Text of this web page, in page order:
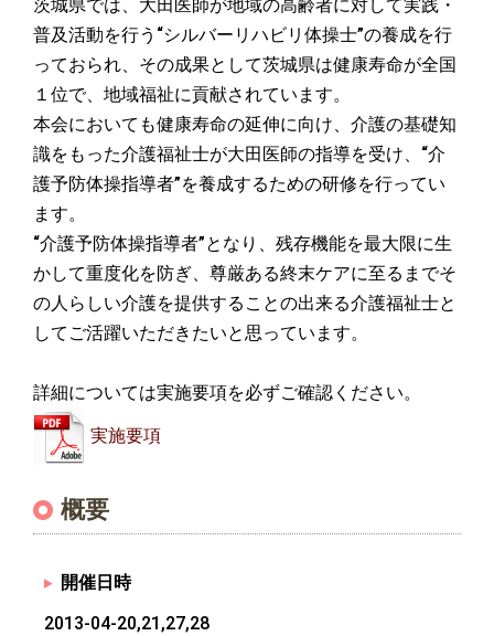
茨城県では、大田医師が地域の高齢者に対して実践・
普及活動を行う“シルバーリハビリ体操士”の養成を行
っておられ、その成果として茨城県は健康寿命が全国
１位で、地域福祉に貢献されています。
本会においても健康寿命の延伸に向け、介護の基礎知
識をもった介護福祉士が大田医師の指導を受け、“介
護予防体操指導者”を養成するための研修を行ってい
ます。
“介護予防体操指導者”となり、残存機能を最大限に生
かして重度化を防ぎ、尊厳ある終末ケアに至るまでそ
の人らしい介護を提供することの出来る介護福祉士と
してご活躍いただきたいと思っています。
詳細については実施要項を必ずご確認ください。
実施要項
概要
開催日時
2013-04-20,21,27,28